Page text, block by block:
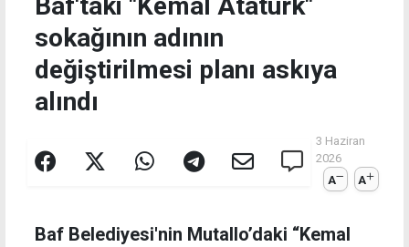
sokağının adının
değiştirilmesi planı askıya
alındı
3 Haziran
2026
A
A
Baf Belediyesi'nin Mutallo’daki “Kemal